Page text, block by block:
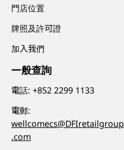
門店位置
牌照及許可證
加入我們
一般查詢
電話:+852 2299 1133
電郵:
wellcomecs@DFIretailgroup
.com